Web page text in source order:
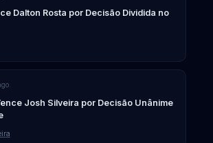
Dalton Rosta por Decisão Dividida no
Josh Silveira por Decisão Unânime